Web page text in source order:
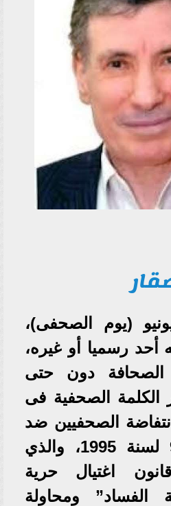
يوم 10يونيو (يوم الصحفى)،
أحد رسميا أو غيره،
الصحافة دون حتى
الكلمة الصحفية فى
الصحفيين ضد
القانون رقم 93 لسنة 1995، والذي
اغتيال حرية
الفساد” ومحاولة